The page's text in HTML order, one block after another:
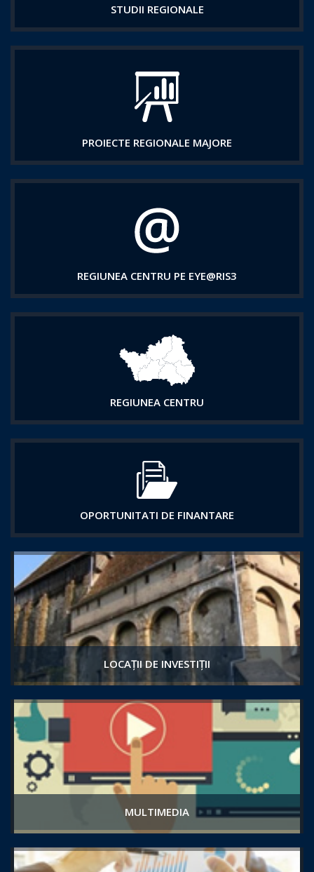
STUDII REGIONALE
PROIECTE REGIONALE MAJORE
REGIUNEA CENTRU PE EYE@RIS3
REGIUNEA CENTRU
OPORTUNITATI DE FINANTARE
LOCAȚII DE INVESTIȚII
MULTIMEDIA